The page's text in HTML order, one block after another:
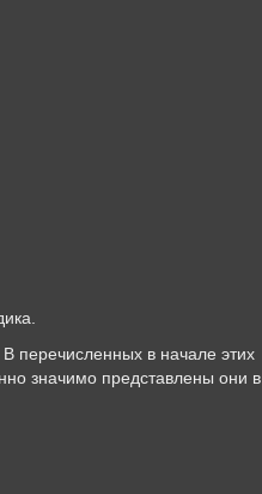
перечисленных в начале этих
значимо представлены они в